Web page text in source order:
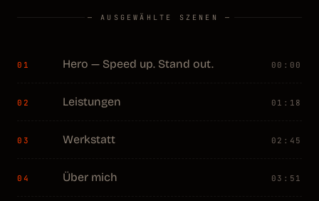
— AUSGEWÄHLTE SZENEN —
01 Hero — Speed up. Stand out. 00:00
02 Leistungen 01:18
03 Werkstatt 02:45
04 Über mich 03:51